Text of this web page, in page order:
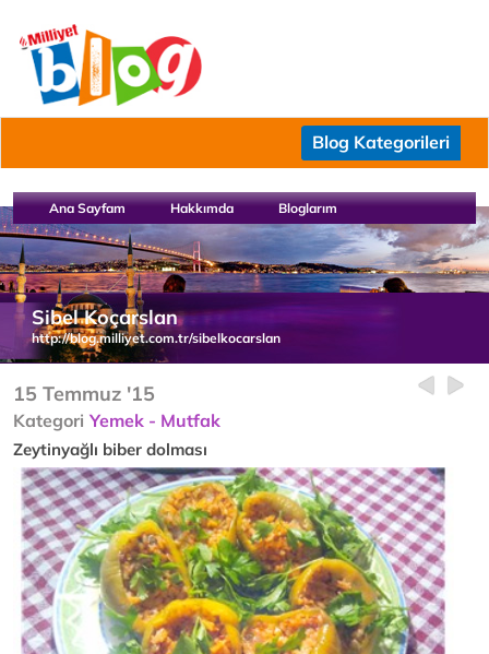
Blog Kategorileri
Ana Sayfam Hakkımda Bloglarım
Sibel Koçarslan
http://blog.milliyet.com.tr/sibelkocarslan
15 Temmuz '15
Kategori Yemek - Mutfak
Zeytinyağlı biber dolması